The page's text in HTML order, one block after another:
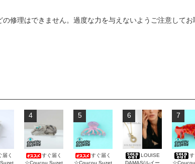
修理はできません。過度な力を与えないようご注意してお
届く
4
すぐ届く
5
すぐ届く
6
LOUISE
7
す